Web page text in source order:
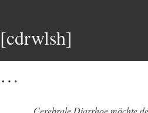
[cdrwlsh]
…
„Cerebrale Diarrhoe möchte